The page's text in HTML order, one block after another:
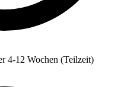
4-12 Wochen (Teilzeit)